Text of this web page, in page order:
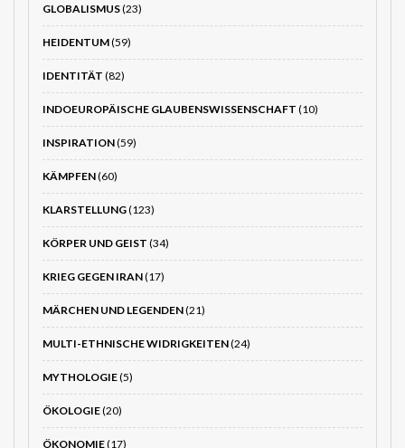
GLOBALISMUS(23)
HEIDENTUM(59)
IDENTITÄT (82)
INDOEUROPÄISCHE GLAUBENSWISSENSCHAFT (10)
INSPIRATION(59)
KÄMPFEN(60)
KLARSTELLUNG(123)
KÖRPER UND GEIST (34)
KRIEG GEGEN IRAN(17)
MÄRCHEN UND LEGENDEN(21)
MULTI-ETHNISCHE WIDRIGKEITEN(24)
MYTHOLOGIE(5)
ÖKOLOGIE(20)
ÖKONOMIE(17)